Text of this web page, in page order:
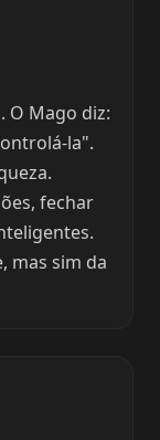
O Mago diz:
la".
fechar
mas sim da